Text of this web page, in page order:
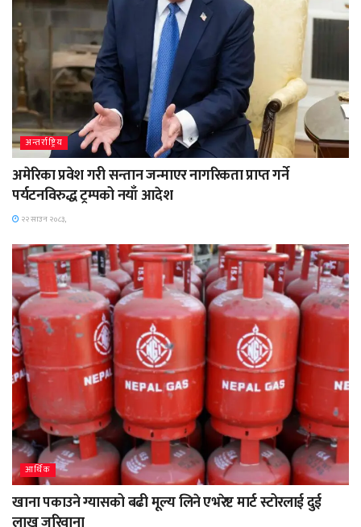
अन्तर्राष्ट्रिय
अमेरिका प्रवेश गरी सन्तान जन्माएर नागरिकता प्राप्त गर्ने
पर्यटनविरुद्ध ट्रम्पको नयाँ आदेश
२२ साउन २०८३,
आर्थिक
खाना पकाउने ग्यासको बढी मूल्य लिने एभरेष्ट मार्ट स्टोरलाई दुई